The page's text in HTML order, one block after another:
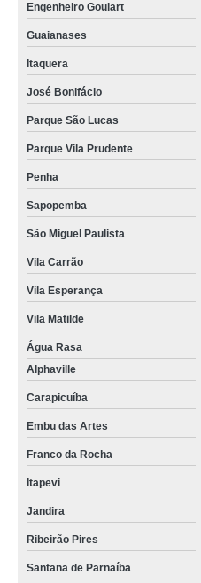
Engenheiro Goulart
Guaianases
Itaquera
José Bonifácio
Parque São Lucas
Parque Vila Prudente
Penha
Sapopemba
São Miguel Paulista
Vila Carrão
Vila Esperança
Vila Matilde
Água Rasa
Alphaville
Carapicuíba
Embu das Artes
Franco da Rocha
Itapevi
Jandira
Ribeirão Pires
Santana de Parnaíba